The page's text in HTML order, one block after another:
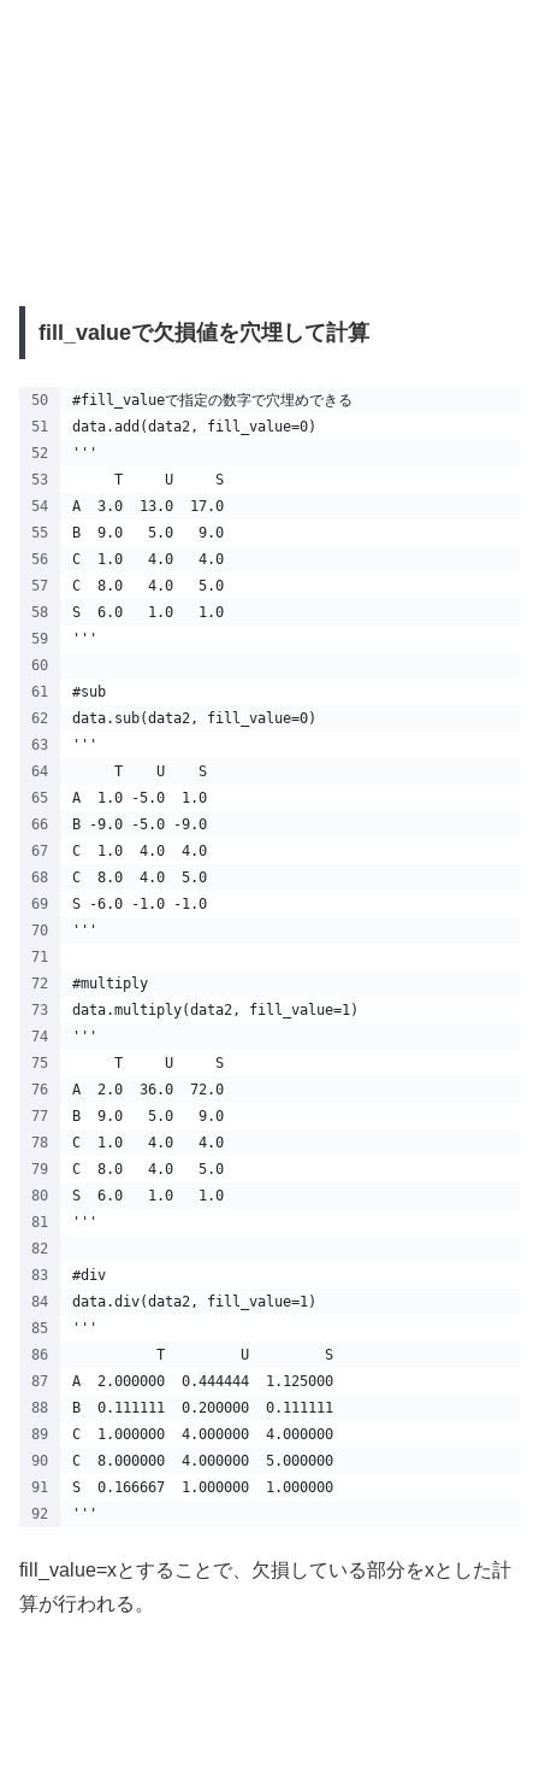
fill_valueで欠損値を穴埋して計算
#fill_valueで指定の数字で穴埋めできる
data.add(data2, fill_value=0)
'''
     T     U     S
A  3.0  13.0  17.0
B  9.0   5.0   9.0
C  1.0   4.0   4.0
C  8.0   4.0   5.0
S  6.0   1.0   1.0
'''
#sub
data.sub(data2, fill_value=0)
'''
     T    U    S
A  1.0 -5.0  1.0
B -9.0 -5.0 -9.0
C  1.0  4.0  4.0
C  8.0  4.0  5.0
S -6.0 -1.0 -1.0
'''
#multiply
data.multiply(data2, fill_value=1)
'''
     T     U     S
A  2.0  36.0  72.0
B  9.0   5.0   9.0
C  1.0   4.0   4.0
C  8.0   4.0   5.0
S  6.0   1.0   1.0
'''
#div
data.div(data2, fill_value=1)
'''
          T         U         S
A  2.000000  0.444444  1.125000
B  0.111111  0.200000  0.111111
C  1.000000  4.000000  4.000000
C  8.000000  4.000000  5.000000
S  0.166667  1.000000  1.000000
'''
fill_value=xとすることで、欠損している部分をxとした計
算が行われる。